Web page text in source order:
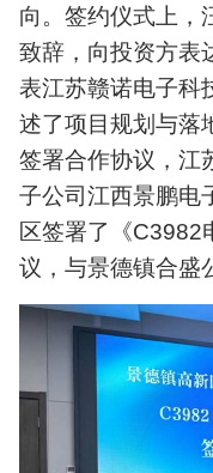
向。签约仪式上，
致辞，向投资方表
表江苏赣诺电子科
述了项目规划与落
签署合作协议，江
子公司江西景鹏电
区签署了《C3982
议，与景德镇合盛